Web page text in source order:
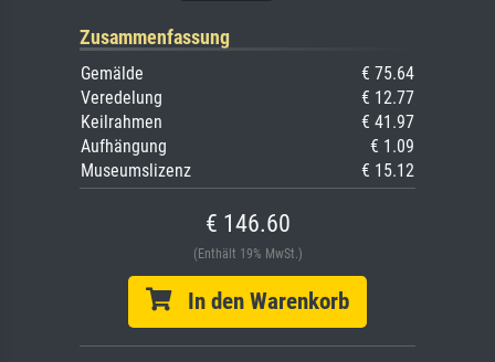
Zusammenfassung
Gemälde
€ 75.64
Veredelung
€ 12.77
Keilrahmen
€ 41.97
Aufhängung
€ 1.09
Museumslizenz
€ 15.12
€ 146.60
(Enthält 19% MwSt.)
In den Warenkorb